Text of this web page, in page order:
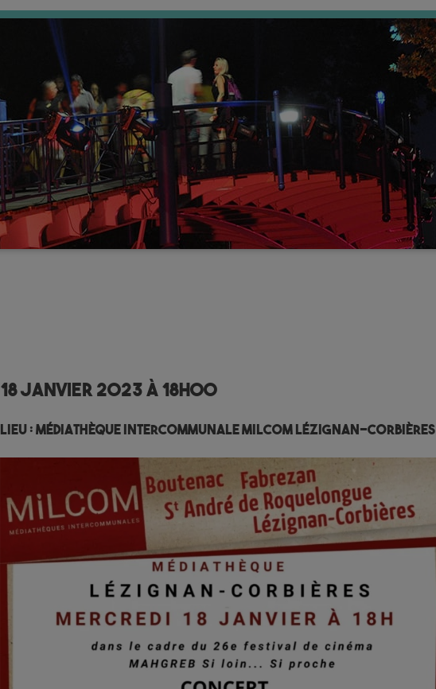
18 janvier 2023 à 18h00
Lieu :Médiathèque Intercommunale MILCOM Lézignan-Corbières